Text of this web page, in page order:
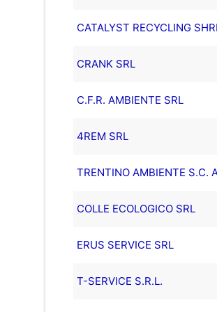
CATALYST RECYCLING
CRANK SRL
C.F.R. AMBIENTE SRL
4REM SRL
TRENTINO AMBIENTE S.C.
COLLE ECOLOGICO SRL
ERUS SERVICE SRL
T-SERVICE S.R.L.